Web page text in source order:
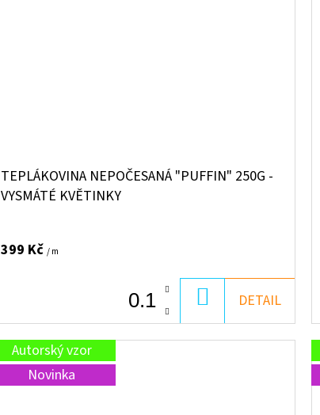
TEPLÁKOVINA NEPOČESANÁ "PUFFIN" 250G -
VYSMÁTÉ KVĚTINKY
399 Kč / m
KOŠÍKU
DETAIL
Autorský vzor
Novinka